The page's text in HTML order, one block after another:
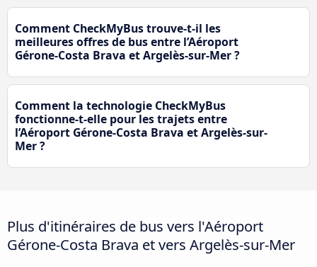
Comment CheckMyBus trouve-t-il les
meilleures offres de bus entre l’Aéroport
Gérone-Costa Brava et Argelès-sur-Mer ?
Comment la technologie CheckMyBus
fonctionne-t-elle pour les trajets entre
l’Aéroport Gérone-Costa Brava et Argelès-sur-
Mer ?
Plus d'itinéraires de bus vers l'Aéroport
Gérone-Costa Brava et vers Argelès-sur-Mer